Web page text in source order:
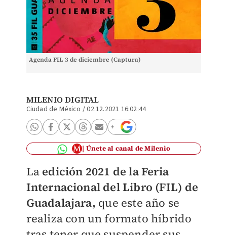
Agenda FIL 3 de diciembre (Captura)
MILENIO DIGITAL
Ciudad de México /02.12.2021 16:02:44
Únete al canal de Milenio
La edición 2021 de la Feria
Internacional del Libro (FIL) de
Guadalajara, que este año se
realiza con un formato híbrido